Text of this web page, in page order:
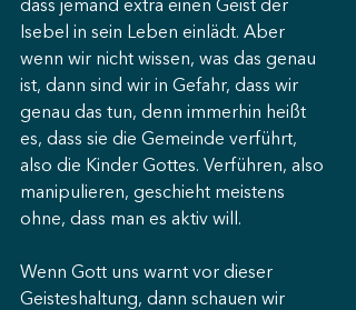
dass jemand extra einen Geist der
Isebel in sein Leben einlädt. Aber
wenn wir nicht wissen, was das genau
ist, dann sind wir in Gefahr, dass wir
genau das tun, denn immerhin heißt
es, dass sie die Gemeinde verführt,
also die Kinder Gottes. Verführen, also
manipulieren, geschieht meistens
ohne, dass man es aktiv will.
Wenn Gott uns warnt vor dieser
Geisteshaltung, dann schauen wir